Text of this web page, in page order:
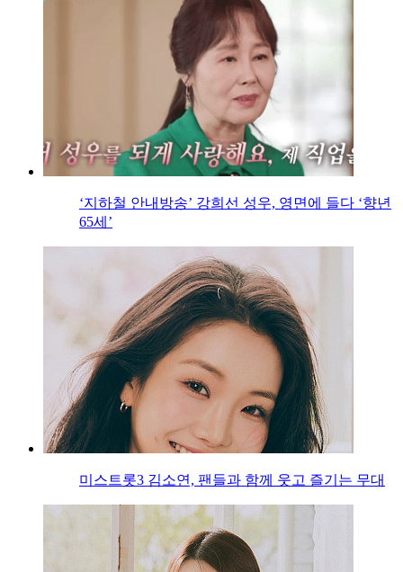
‘지하철 안내방송’ 강희선 성우, 영면에 들다 ‘향년
65세’
미스트롯3 김소연, 팬들과 함께 웃고 즐기는 무대